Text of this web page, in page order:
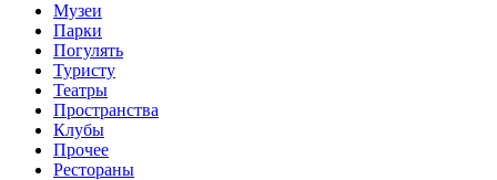
Музеи
Парки
Погулять
Туристу
Театры
Пространства
Клубы
Прочее
Рестораны